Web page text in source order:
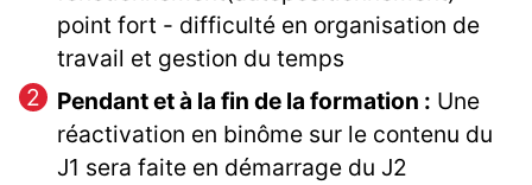
point fort - difficulté en organisation de
travail et gestion du temps
Pendant et à la fin de la formation : Une
réactivation en binôme sur le contenu du
J1 sera faite en démarrage du J2